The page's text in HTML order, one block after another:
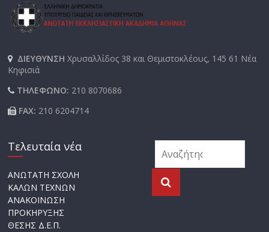
ΔΙΕΥΘΥΝΣΗΧρυσαλλίδος 38 και Θεμιστοκλέους, 145 61 Νέα
Κηφισιά
ΤΗΛΕΦΩΝΟ: 210 8070686
FAX: 210 6204714
Τελευταία νέα
ΑΝΩΤΑΤΗ ΣΧΟΛΗ
ΚΑΛΩΝ ΤΕΧΝΩΝ
ΑΝΑΚΟΙΝΩΣΗ
ΠΡΟΚΗΡΥΞΗΣ
ΘΕΣΗΣ Δ.Ε.Π.